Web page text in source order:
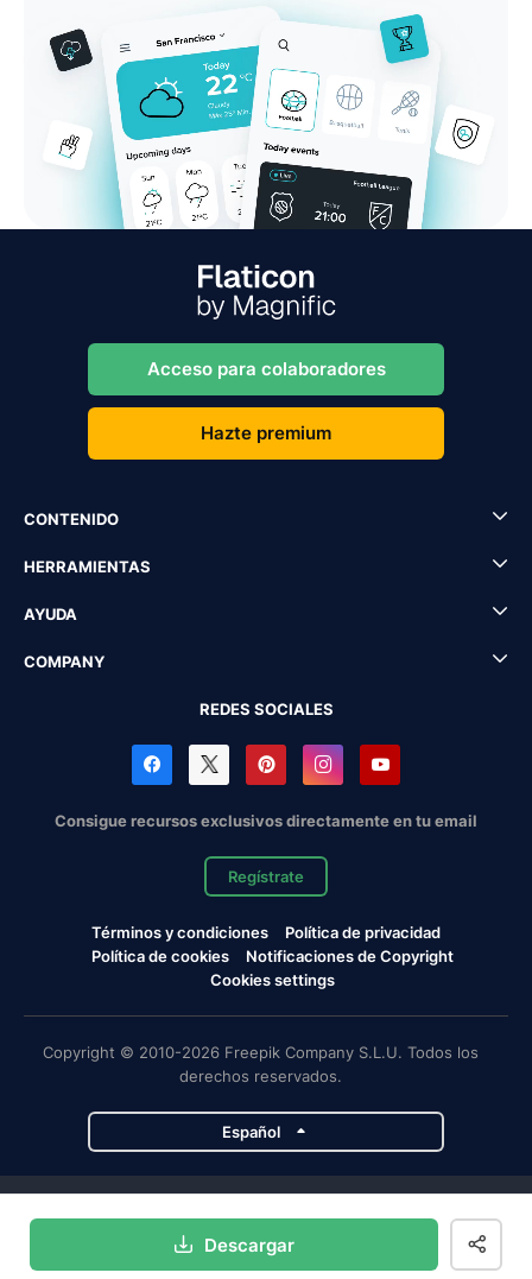
Descargar
Acceso para colaboradores
Hazte premium
CONTENIDO
HERRAMIENTAS
AYUDA
COMPANY
REDES SOCIALES
Consigue recursos exclusivos directamente en tu email
Regístrate
Términos y condiciones
Política de privacidad
Política de cookies
Notificaciones de Copyright
Cookies settings
Copyright © 2010-2026 Freepik Company S.L.U. Todos los
derechos reservados.
Español
Magnific Flaticon